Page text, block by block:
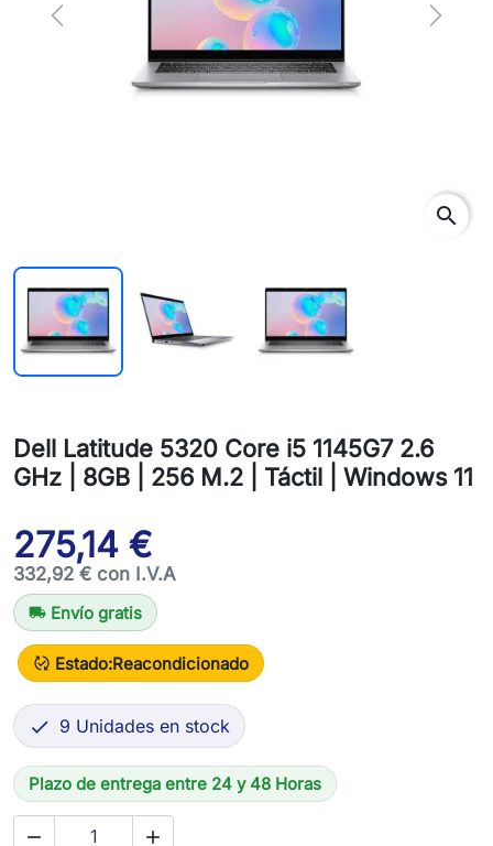
Previous Next
search
Dell Latitude 5320 Core i5 1145G7 2.6
GHz | 8GB | 256 M.2 | Táctil | Windows 11
275,14 €
332,92 € con I.V.A
local_shipping Envío gratis
published_with_changes Estado:Reacondicionado
 9 Unidades en stock
Plazo de entrega entre 24 y 48 Horas
 